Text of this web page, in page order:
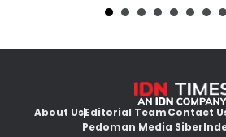
About UsEditorial TeamContact
Pedoman Media Siber